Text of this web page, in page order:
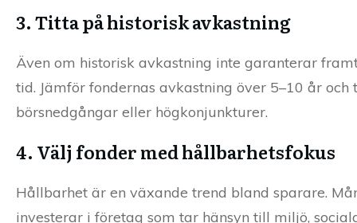
3. Titta på historisk avkastning
Även om historisk avkastning inte garanterar
tid. Jämför fondernas avkastning över 5–10 år
börsnedgångar eller högkonjunkturer.
4. Välj fonder med hållbarhetsfokus
Hållbarhet är en växande trend bland sparare.
investerar i företag som tar hänsyn till miljö,